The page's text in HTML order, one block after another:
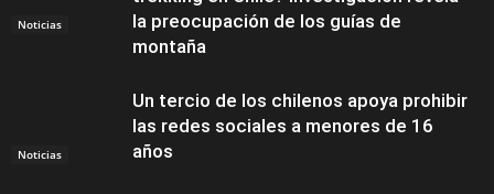
Noticias
la preocupación de los guías de
montaña
Noticias
Un tercio de los chilenos apoya prohibir
las redes sociales a menores de 16
años